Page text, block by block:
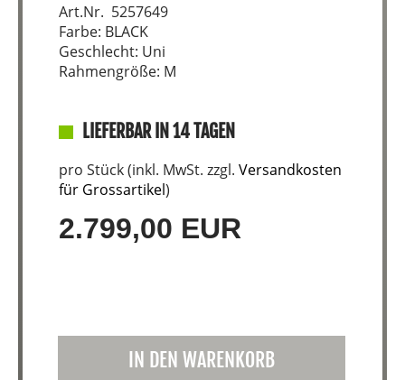
Art.Nr. 5257649
Farbe: BLACK
Geschlecht: Uni
Rahmengröße: M
LIEFERBAR IN 14 TAGEN
pro Stück (inkl. MwSt. zzgl. Versandkosten
für Grossartikel)
2.799,00 EUR
IN DEN WARENKORB